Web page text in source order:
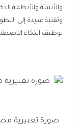
والأتمتة والأنظمة
وتقنية عديدة إلى
توظيف الذكاء
صورة تعبيرية